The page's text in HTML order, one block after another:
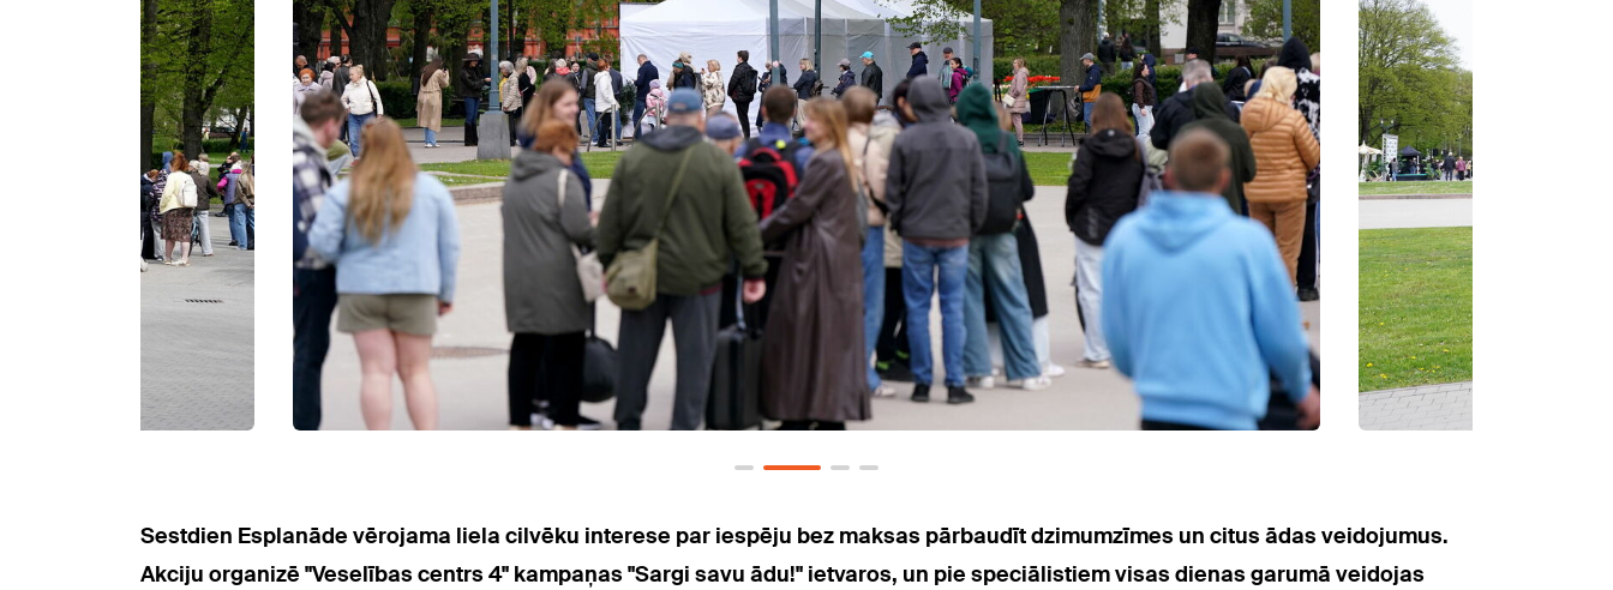
Sestdien Esplanāde vērojama liela cilvēku interese par iespēju bez maksas pārbaudīt dzimumzīmes un citus ādas veidojumus.
Akciju organizē "Veselības centrs 4" kampaņas "Sargi savu ādu!" ietvaros, un pie speciālistiem visas dienas garumā veidojas